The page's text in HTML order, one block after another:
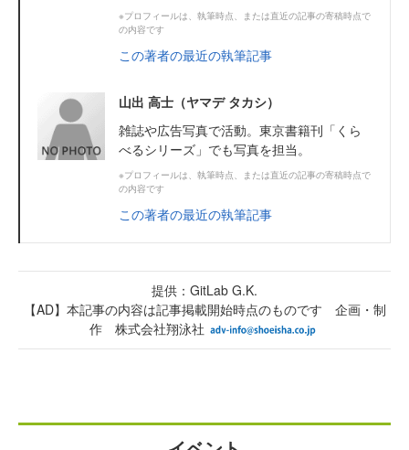
※プロフィールは、執筆時点、または直近の記事の寄稿時点で
の内容です
この著者の最近の執筆記事
山出 高士（ヤマデ タカシ）
雑誌や広告写真で活動。東京書籍刊「くら
べるシリーズ」でも写真を担当。
※プロフィールは、執筆時点、または直近の記事の寄稿時点で
の内容です
この著者の最近の執筆記事
提供：GitLab G.K.
【AD】本記事の内容は記事掲載開始時点のものです 企画・制
作 株式会社翔泳社